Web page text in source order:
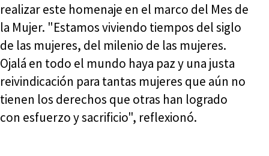
realizar este homenaje en el marco del Mes de
la Mujer. "Estamos viviendo tiempos del siglo
de las mujeres, del milenio de las mujeres.
Ojalá en todo el mundo haya paz y una justa
reivindicación para tantas mujeres que aún no
tienen los derechos que otras han logrado
con esfuerzo y sacrificio", reflexionó.